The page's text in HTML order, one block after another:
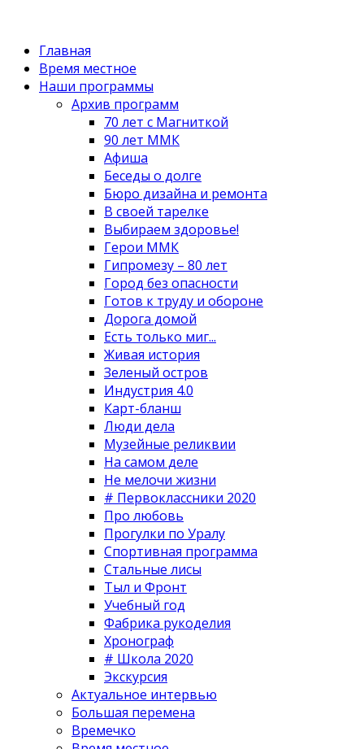
Главная
Время местное
Наши программы
Архив программ
70 лет с Магниткой
90 лет ММК
Афиша
Беседы о долге
Бюро дизайна и ремонта
В своей тарелке
Выбираем здоровье!
Герои ММК
Гипромезу – 80 лет
Город без опасности
Готов к труду и обороне
Дорога домой
Есть только миг...
Живая история
Зеленый остров
Индустрия 4.0
Карт-бланш
Люди дела
Музейные реликвии
На самом деле
Не мелочи жизни
# Первоклассники 2020
Про любовь
Прогулки по Уралу
Спортивная программа
Стальные лисы
Тыл и Фронт
Учебный год
Фабрика рукоделия
Хронограф
# Школа 2020
Экскурсия
Актуальное интервью
Большая перемена
Времечко